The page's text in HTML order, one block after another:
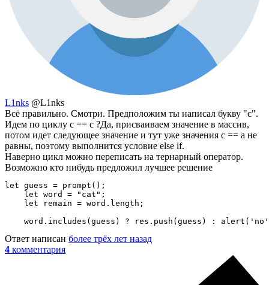
L1nks @L1nks
Всё правильно. Смотри. Предположим ты написал букву "c".
Идем по циклу c == c ?Да, присваиваем значение в массив,
потом идет следующее значение и тут уже значения c == a не
равны, поэтому выполнится условие else if.
Наверно цикл можно переписать на тернарный оператор.
Возможно кто нибудь предложил лучшее решение
let guess = prompt();
    let word = "cat";
    let remain = word.length;
word.includes(guess) ? res.push(guess) :
Ответ написан более трёх лет назад
4 комментария